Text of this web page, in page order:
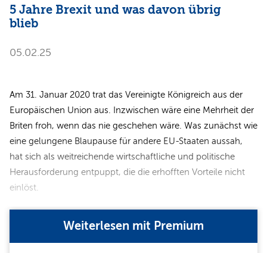
5 Jahre Brexit und was davon übrig
blieb
05.02.25
Am 31. Januar 2020 trat das Vereinigte Königreich aus der
Europäischen Union aus. Inzwischen wäre eine Mehrheit der
Briten froh, wenn das nie geschehen wäre. Was zunächst wie
eine gelungene Blaupause für andere EU-Staaten aussah,
hat sich als weitreichende wirtschaftliche und politische
Herausforderung entpuppt, die die erhofften Vorteile nicht
einlöst.
Weiterlesen mit Premium